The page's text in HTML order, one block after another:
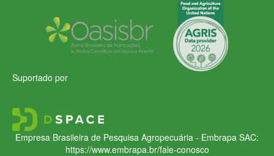
Suportado por
Empresa Brasileira de Pesquisa Agropecuária - Embrapa SAC:
https://www.embrapa.br/fale-conosco